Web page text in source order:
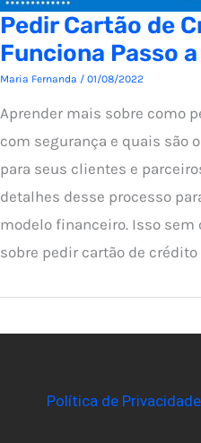
Pedir Cartão de
Funciona Passo
Maria Fernanda / 01/08/2022
Aprender mais sobre como
com segurança e quais são
para seus clientes e
detalhes desse processo
modelo financeiro. Isso
sobre pedir cartão de crédito
Política de Privacidade